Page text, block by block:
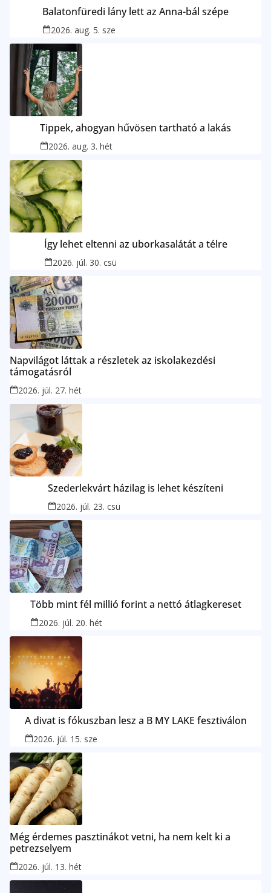
Balatonfüredi lány lett az Anna-bál szépe
2026. aug. 5. sze
Tippek, ahogyan hűvösen tartható a lakás
2026. aug. 3. hét
Így lehet eltenni az uborkasalátát a télre
2026. júl. 30. csü
Napvilágot láttak a részletek az iskolakezdési
támogatásról
2026. júl. 27. hét
Szederlekvárt házilag is lehet készíteni
2026. júl. 23. csü
Több mint fél millió forint a nettó átlagkereset
2026. júl. 20. hét
A divat is fókuszban lesz a B MY LAKE fesztiválon
2026. júl. 15. sze
Még érdemes pasztinákot vetni, ha nem kelt ki a
petrezselyem
2026. júl. 13. hét